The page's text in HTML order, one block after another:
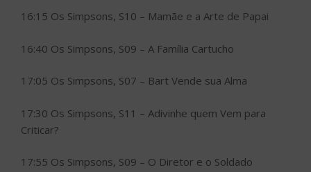
16:15 Os Simpsons, S10 – Mamãe e a Arte de Papai
16:40 Os Simpsons, S09 – A Família Cartucho
17:05 Os Simpsons, S07 – Bart Vende sua Alma
17:30 Os Simpsons, S11 – Adivinhe quem Vem para
Criticar?
17:55 Os Simpsons, S09 – O Diretor e o Soldado